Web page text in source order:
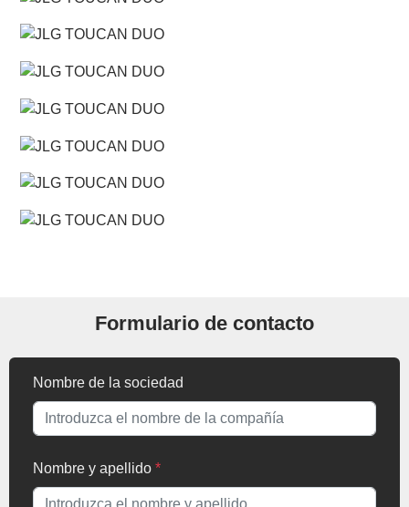
Formulario de contacto
Nombre de la sociedad
Nombre y apellido *